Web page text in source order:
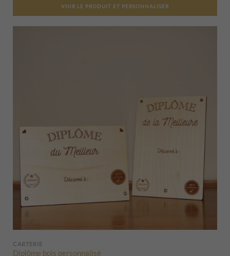
VOIR LE PRODUIT ET PERSONNALISER
CARTERIE
Diplôme bois personnalisé